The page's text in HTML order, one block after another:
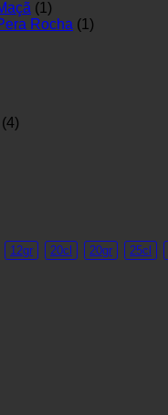
(1)
Rocha (1)
(4)
12gr 20cl 20gr 25cl